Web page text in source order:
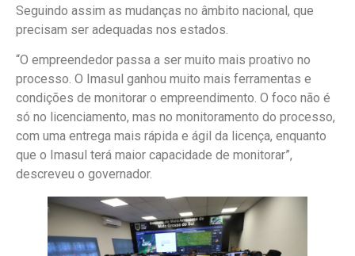
Seguindo assim as mudanças no âmbito nacional, que
precisam ser adequadas nos estados.
“O empreendedor passa a ser muito mais proativo no
processo. O Imasul ganhou muito mais ferramentas e
condições de monitorar o empreendimento. O foco não é
só no licenciamento, mas no monitoramento do processo,
com uma entrega mais rápida e ágil da licença, enquanto
que o Imasul terá maior capacidade de monitorar”,
descreveu o governador.